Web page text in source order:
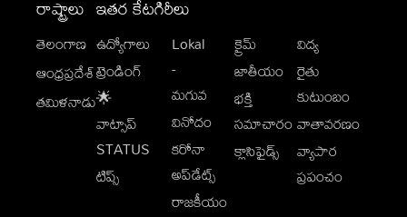
రాష్ట్రాలు
తెలంగాణ
ఆంధ్రప్రదేశ్
తమిళనాడు
ఇతర కేటగిరీలు
ఉద్యోగాలు
ట్రెండింగ్
🌟
వాట్సాప్
STATUS
టిప్స్
Lokal
-
మగువ
వినోదం
కరోనా
అప్‌డేట్స్
రాజకీయం
క్రైమ్
జాతీయం
భక్తి
సమాచారం
క్లాసిఫైడ్స్
విద్య
రైతు
కుటుంబం
వాతావరణం
వ్యాపార
ప్రపంచం